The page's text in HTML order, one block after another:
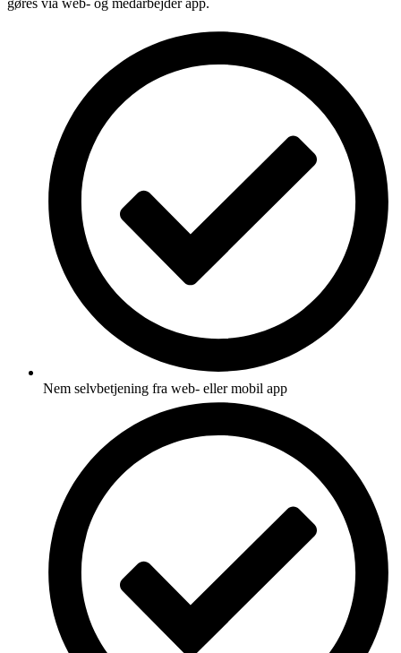
Nem selvbetjening fra web- eller mobil app